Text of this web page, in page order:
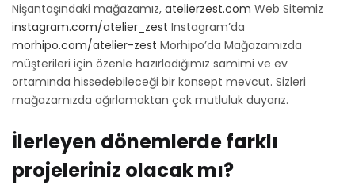
Nişantaşındaki mağazamız, atelierzest.com Web Sitemiz
instagram.com/atelier_zest Instagram’da
morhipo.com/atelier-zest Morhipo’da Mağazamızda
müşterileri için özenle hazırladığımız samimi ve ev
ortamında hissedebileceği bir konsept mevcut. Sizleri
mağazamızda ağırlamaktan çok mutluluk duyarız.
İlerleyen dönemlerde farklı
projeleriniz olacak mı?